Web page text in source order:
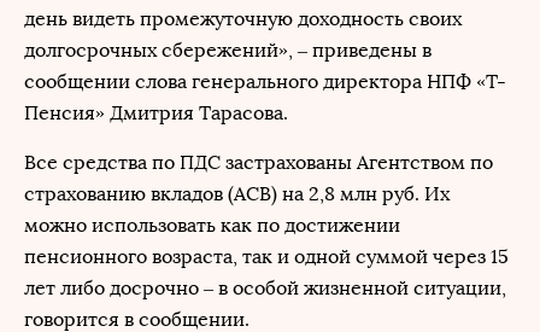
день видеть промежуточную доходность своих
долгосрочных сбережений», – приведены в
сообщении слова генерального директора НПФ «Т-
Пенсия» Дмитрия Тарасова.
Все средства по ПДС застрахованы Агентством по
страхованию вкладов (АСВ) на 2,8 млн руб. Их
можно использовать как по достижении
пенсионного возраста, так и одной суммой через 15
лет либо досрочно – в особой жизненной ситуации,
говорится в сообщении.